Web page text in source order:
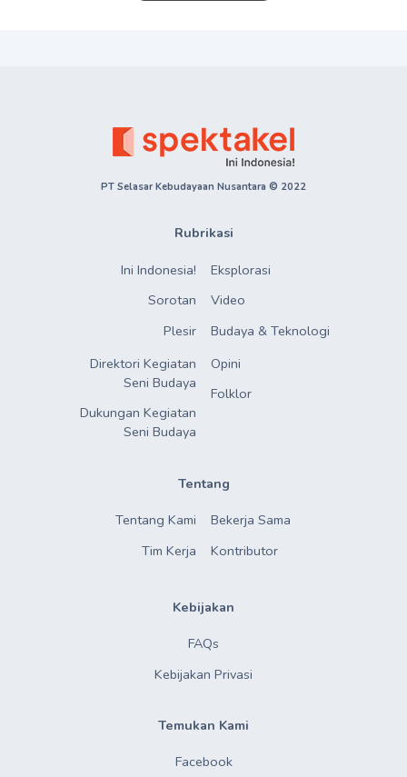
PT Selasar Kebudayaan Nusantara © 2022
Rubrikasi
Ini Indonesia!
Sorotan
Plesir
Direktori Kegiatan
Seni Budaya
Dukungan Kegiatan
Seni Budaya
Eksplorasi
Video
Budaya & Teknologi
Opini
Folklor
Tentang
Tentang Kami
Tim Kerja
Bekerja Sama
Kontributor
Kebijakan
FAQs
Kebijakan Privasi
Temukan Kami
Facebook